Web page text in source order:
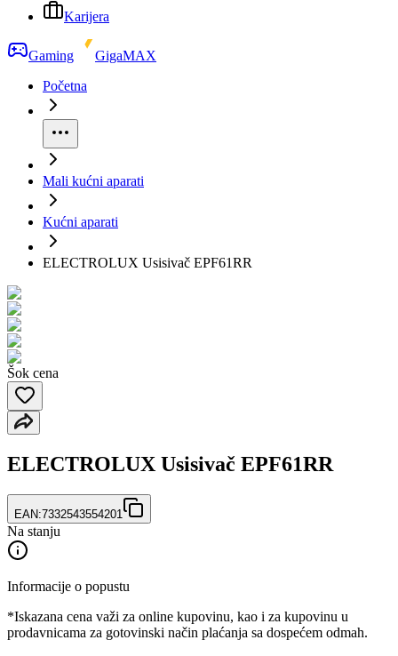
Karijera
Gaming
GigaMAX
Početna
Mali kućni aparati
Kućni aparati
ELECTROLUX Usisivač EPF61RR
Šok cena
ELECTROLUX Usisivač EPF61RR
EAN:7332543554201
Na stanju
Informacije o popustu
*Iskazana cena važi za online kupovinu, kao i za kupovinu u
prodavnicama za gotovinski način plaćanja sa dospećem odmah.